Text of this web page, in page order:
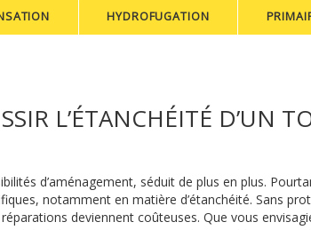
HYDROFUGATION
L’ÉTANCHÉITÉ D’UN
d’aménagement, séduit de plus en plus.
notamment en matière d’étanchéité. Sans
deviennent coûteuses. Que vous